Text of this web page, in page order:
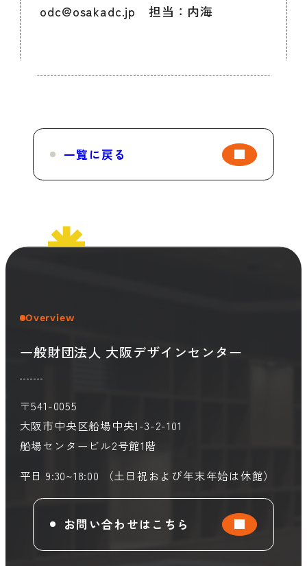
odc@osakadc.jp 担当：内海
一覧に戻る
Overview
一般財団法人 大阪デザインセンター
〒541-0055
大阪市中央区船場中央1-3-2-101
船場センタービル2号館1階
平日 9:30~18:00 （土日祝および年末年始は休館）
お問い合わせはこちら